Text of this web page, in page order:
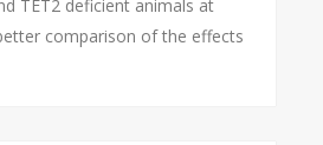
TET2 deficient animals at
comparison of the effects